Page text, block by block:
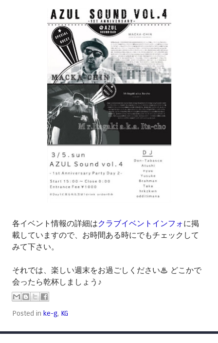
各イベント情報の詳細はクラブイベントインフォに掲
載していますので、お時間ある時にでもチェックして
みて下さい。
それでは、楽しい週末をお過ごしください♨ どこかで
会ったら乾杯しましょう♪
Posted in ke-g, KG